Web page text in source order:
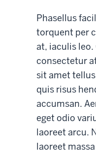
Phasellus
torquent per
at, iaculis
consectetur
sit amet
quis risus
accumsan.
eget odio
laoreet arcu.
laoreet